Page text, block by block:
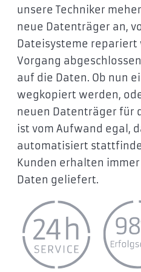
unsere Techniker
neue Datenträger an,
Dateisysteme repariert
Vorgang
auf die Daten. Ob nun
wegkopiert werden,
neuen Datenträger für
ist vom Aufwand egal,
automatisiert
Kunden erhalten
Daten geliefert.